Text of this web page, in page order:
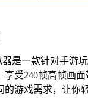
器是一款针对手游
享受240帧高帧画
游戏需求，让你